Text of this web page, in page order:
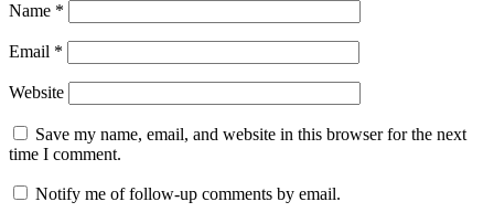
Name *
Email *
Website
Save my name, email, and website in this browser for the next
time I comment.
Notify me of follow-up comments by email.